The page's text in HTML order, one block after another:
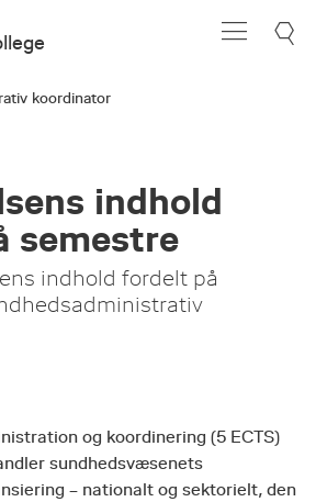
koordinator
indhold
semestre
indhold fordelt på
og koordinering (5 ECTS)
sundhedsvæsenets
– nationalt og sektorielt, den